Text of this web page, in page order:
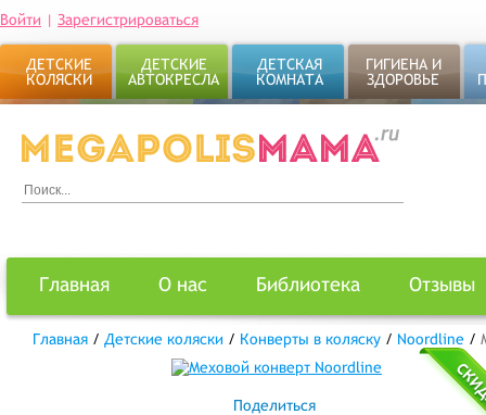
Войти | Зарегистрироваться
ДЕТСКИЕ
КОЛЯСКИ
ДЕТСКИЕ
АВТОКРЕСЛА
ДЕТСКАЯ
КОМНАТА
ГИГИЕНА И
ЗДОРОВЬЕ
Главная О нас Библиотека Отзывы
Главная / Детские коляски / Конверты в коляску / Noordline /
Поделиться